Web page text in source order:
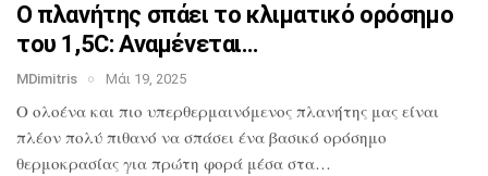
Ο πλανήτης σπάει το κλιματικό ορόσημο
του 1,5C: Αναμένεται…
MDimitris Μάι 19, 2025
O ολοένα και πιο υπερθερμαινόμενος πλανήτης μας είναι
πλέον πολύ πιθανό να σπάσει ένα βασικό ορόσημο
θερμοκρασίας για πρώτη φορά μέσα στα…